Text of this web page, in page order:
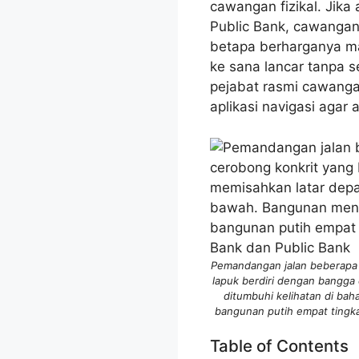
cawangan fizikal. Jika
Public Bank,
betapa berharganya
ke sana lancar tanpa
pejabat rasmi
aplikasi navigasi agar
Pemandangan jalan
lapuk berdiri dengan
ditumbuhi kelihatan di
bangunan putih empat
Table of Contents